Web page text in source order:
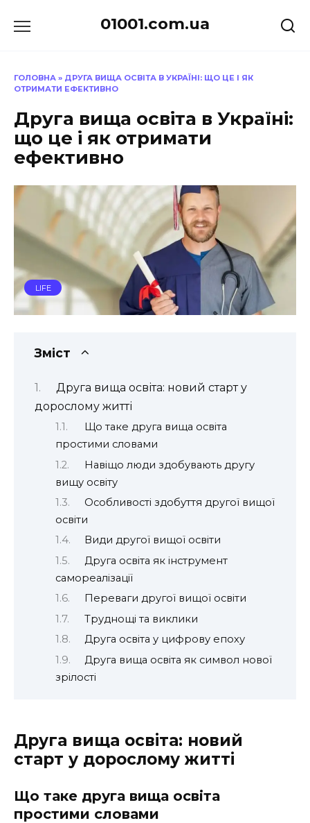
до
01001.com.ua
ГОЛОВНА » ДРУГА ВИЩА ОСВІТА В УКРАЇНІ: ЩО ЦЕ І ЯК
ОТРИМАТИ ЕФЕКТИВНО
Друга вища освіта в Україні:
що це і як отримати
ефективно
LIFE
Зміст
Друга вища освіта: новий старт у
дорослому житті
Що таке друга вища освіта
простими словами
Навіщо люди здобувають другу
вищу освіту
Особливості здобуття другої вищої
освіти
Види другої вищої освіти
Друга освіта як інструмент
самореалізації
Переваги другої вищої освіти
Труднощі та виклики
Друга освіта у цифрову епоху
Друга вища освіта як символ нової
зрілості
Друга вища освіта: новий
старт у дорослому житті
Що таке друга вища освіта
простими словами